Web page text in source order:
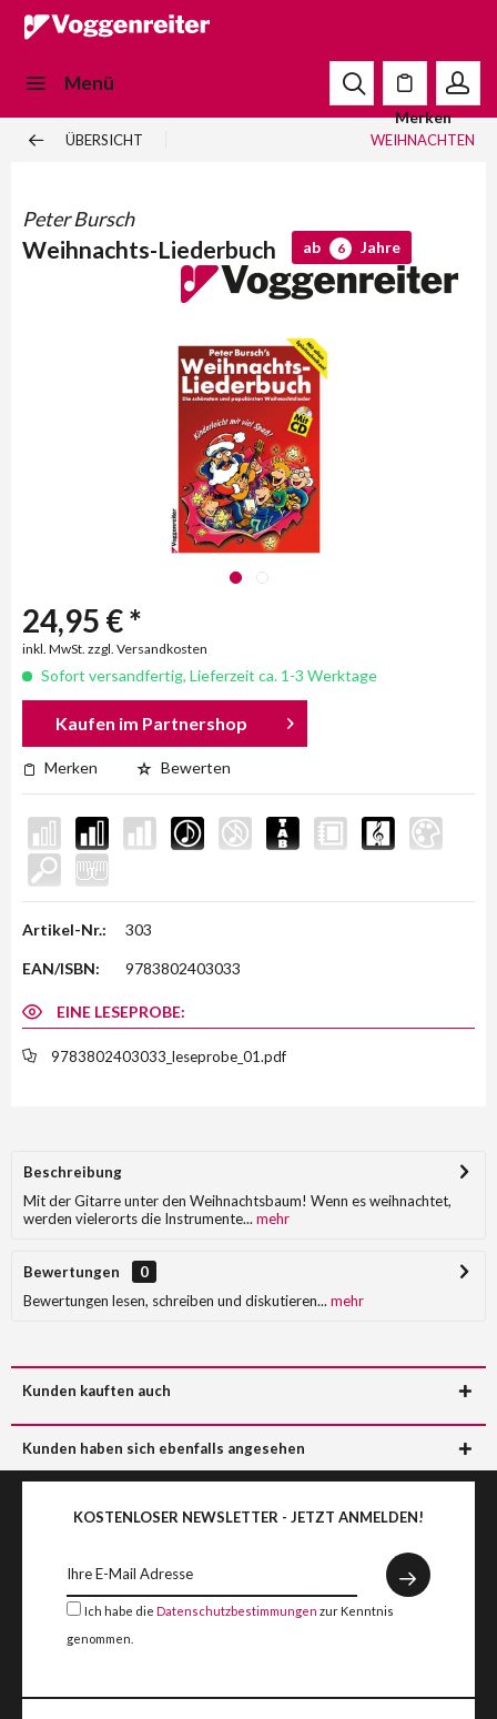
Menü
Merken
ÜBERSICHT WEIHNACHTEN
Peter Bursch
Weihnachts-Liederbuch ab 6 Jahre
24,95 € *
inkl. MwSt. zzgl. Versandkosten
Sofort versandfertig, Lieferzeit ca. 1-3 Werktage
Kaufen im Partnershop
Merken Bewerten
Artikel-Nr.: 303
EAN/ISBN: 9783802403033
EINE LESEPROBE:
9783802403033_leseprobe_01.pdf
Beschreibung
Mit der Gitarre unter den Weihnachtsbaum! Wenn es weihnachtet,
werden vielerorts die Instrumente... mehr
Bewertungen
0
Bewertungen lesen, schreiben und diskutieren... mehr
Kunden kauften auch
Kunden haben sich ebenfalls angesehen
KOSTENLOSER NEWSLETTER - JETZT ANMELDEN!
Ich habe die Datenschutzbestimmungen zur Kenntnis
genommen.